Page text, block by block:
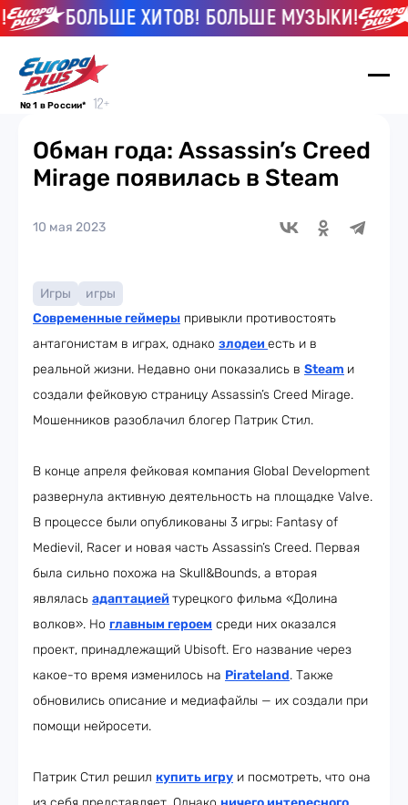
БОЛЬШЕ ХИТОВ! БОЛЬШЕ МУЗЫКИ!
№ 1 в России*
Обман года: Assassin’s Creed
Mirage появилась в Steam
10 мая 2023
Игры
игры
Современные геймеры привыкли противостоять
антагонистам в играх, однако злодеи есть и в
реальной жизни. Недавно они показались в Steam и
создали фейковую страницу Assassin’s Creed Mirage.
Мошенников разоблачил блогер Патрик Стил.
В конце апреля фейковая компания Global Development
развернула активную деятельность на площадке Valve.
В процессе были опубликованы 3 игры: Fantasy of
Medievil, Racer и новая часть Assassin’s Creed. Первая
была сильно похожа на Skull&Bounds, а вторая
являлась адаптацией турецкого фильма «Долина
волков». Но главным героем среди них оказался
проект, принадлежащий Ubisoft. Его название через
какое-то время изменилось на Pirateland. Также
обновились описание и медиафайлы — их создали при
помощи нейросети.
Патрик Стил решил купить игру и посмотреть, что она